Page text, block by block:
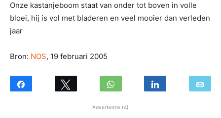
Onze kastanjeboom staat van onder tot boven in volle
bloei, hij is vol met bladeren en veel mooier dan verleden
jaar
Bron: NOS, 19 februari 2005
Advertentie (4)